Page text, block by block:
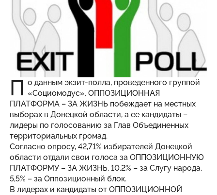
П о данным экзит-полла, проведенного группой
«Социомодус», ОППОЗИЦИОННАЯ
ПЛАТФОРМА – ЗА ЖИЗНЬ побеждает на местных
выборах в Донецкой области, а ее кандидаты –
лидеры по голосованию за Глав Объединенных
территориальных громад.
Согласно опросу, 42,71% избирателей Донецкой
области отдали свои голоса за ОППОЗИЦИОННУЮ
ПЛАТФОРМУ – ЗА ЖИЗНЬ, 10,2% – за Слугу народа,
5,5% – за Оппозиционный блок.
В лидерах и кандидаты от ОППОЗИЦИОННОЙ